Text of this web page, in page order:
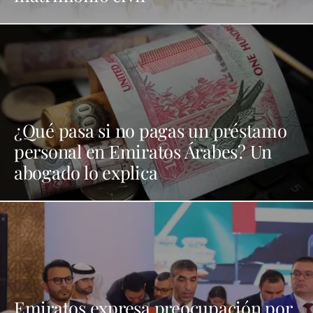
¿Qué pasa si no pagas un préstamo
personal en Emiratos Árabes? Un
abogado lo explica
Emiratos expresa preocupación por